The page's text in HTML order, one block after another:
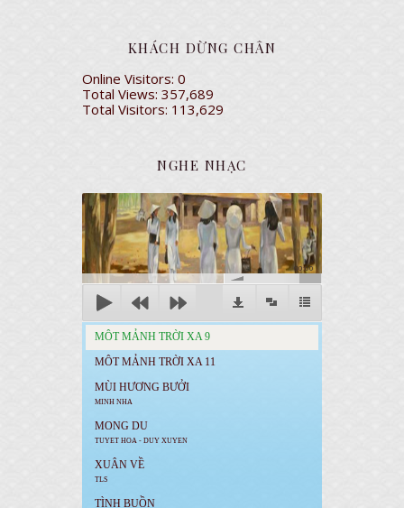
KHÁCH DỪNG CHÂN
Online Visitors:0
Total Views:357,689
Total Visitors: 113,629
NGHE NHẠC
00:00
MÔT MẢNH TRỜI XA 9
MÔT MẢNH TRỜI XA 11
MÙI HƯƠNG BƯỞI
MINH NHA
MONG DU
TUYET HOA - DUY XUYEN
XUÂN VỀ
TLS
TÌNH BUỒN